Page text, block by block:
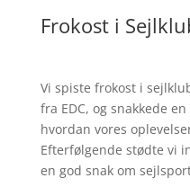
Frokost i
Vi spiste frokost i
fra EDC, og snakkede
hvordan vores
Efterfølgende stødte vi
en god snak om